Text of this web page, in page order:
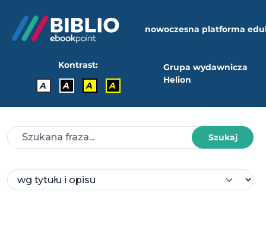
nowoczesna platforma
Kontrast:
A
A A A
Grupa wydawnicza
Helion
Szukaj